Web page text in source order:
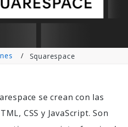
Squarespace
se crean con las
CSS y JavaScript. Son